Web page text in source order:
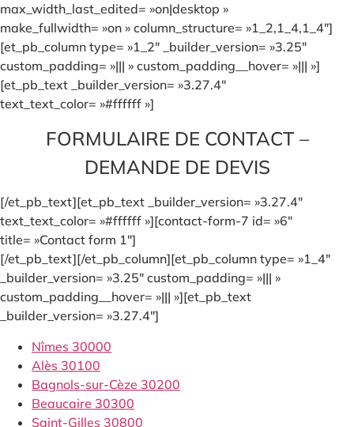
max_width_last_edited= »on|desktop »
make_fullwidth= »on » column_structure= »1_2,1_4,1_4″]
[et_pb_column type= »1_2″ _builder_version= »3.25″
custom_padding= »||| » custom_padding__hover= »||| »]
[et_pb_text _builder_version= »3.27.4″
text_text_color= »#ffffff »]
FORMULAIRE DE CONTACT –
DEMANDE DE DEVIS
[/et_pb_text][et_pb_text _builder_version= »3.27.4″
text_text_color= »#ffffff »][contact-form-7 id= »6″
title= »Contact form 1″]
[/et_pb_text][/et_pb_column][et_pb_column type= »1_4″
_builder_version= »3.25″ custom_padding= »||| »
custom_padding__hover= »||| »][et_pb_text
_builder_version= »3.27.4″]
Nîmes 30000
Alès 30100
Bagnols-sur-Cèze 30200
Beaucaire 30300
Saint-Gilles 30800